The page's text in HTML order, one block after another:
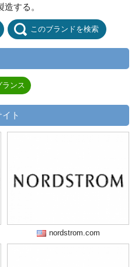
造する。
このブランドを検索
ランス
ト
nordstrom.com